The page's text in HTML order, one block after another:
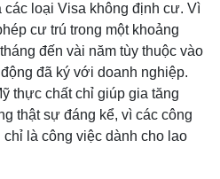
các loại Visa không định cư. Vì
cư trú trong một khoảng
đến vài năm tùy thuộc vào
đã ký với doanh nghiệp.
thực chất chỉ giúp gia tăng
thật sự đáng kể, vì các công
là công việc dành cho lao